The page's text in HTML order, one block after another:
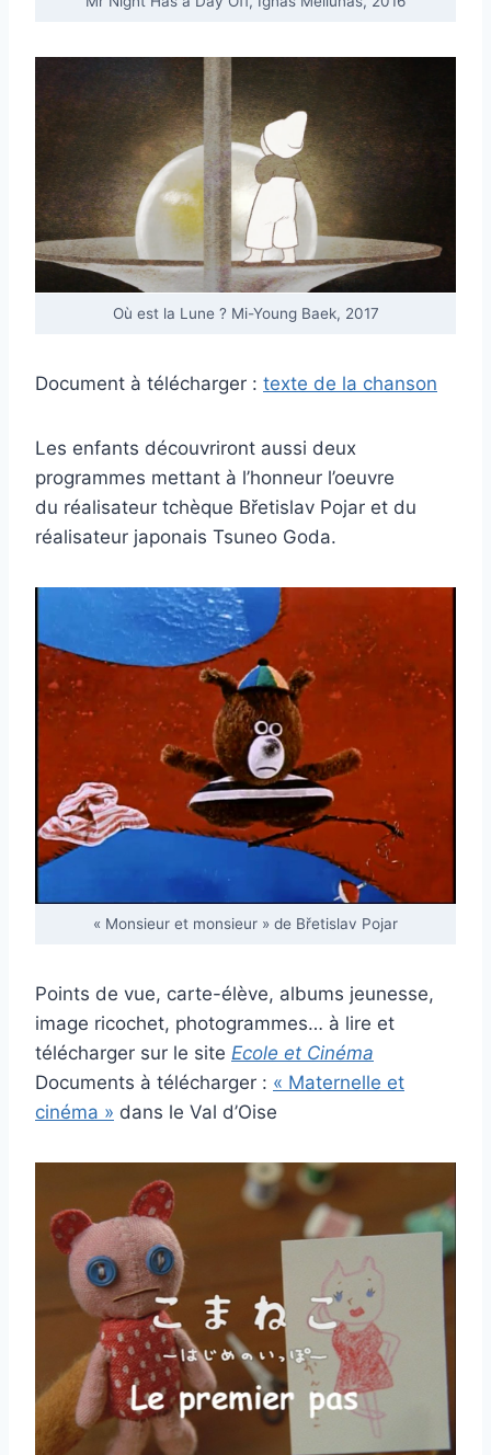
Où est la Lune ? Mi-Young Baek, 2017
Document à télécharger : texte de la chanson
Les enfants découvriront aussi deux
programmes mettant à l’honneur l’oeuvre
du réalisateur tchèque Břetislav Pojar et du
réalisateur japonais Tsuneo Goda.
« Monsieur et monsieur » de Břetislav Pojar
Points de vue, carte-élève, albums jeunesse,
image ricochet, photogrammes… à lire et
télécharger sur le site Ecole et Cinéma
Documents à télécharger : « Maternelle et
cinéma » dans le Val d’Oise